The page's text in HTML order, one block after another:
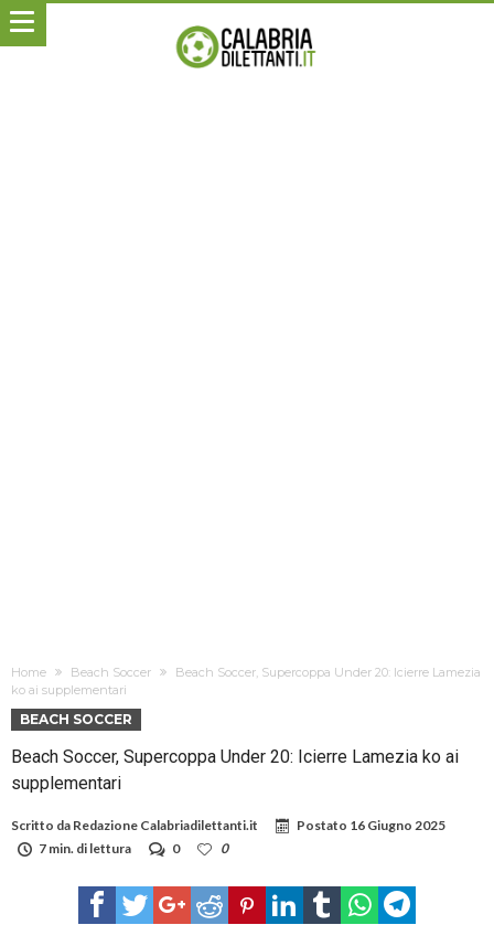
Home Beach Soccer
Beach Soccer, Supercoppa Under 20: Icierre Lamezia
ko ai supplementari
BEACH SOCCER
Beach Soccer, Supercoppa Under 20: Icierre Lamezia ko ai
supplementari
Scritto da Redazione Calabriadilettanti.it Postato 16 Giugno 2025
7 min. di lettura
0 0